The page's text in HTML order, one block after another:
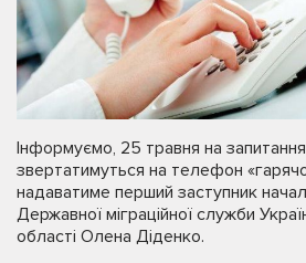
Інформуємо, 25 травня на
звертатимуться на телефон «гарячої
надаватиме перший заступник
Державної міграційної служби
області Олена Діденко.